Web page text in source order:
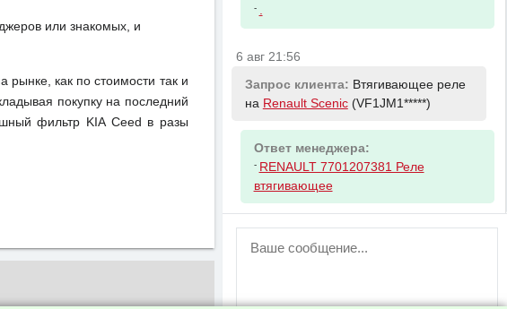
или знакомых, и
как по стоимости так и
покупку на последний
фильтр KIA Ceed в разы
-
6 авг 21:56
Запрос клиента: Втягивающее реле
на Renault Scenic(VF1JM1*****)
Ответ менеджера:
- RENAULT 7701207381 Реле
втягивающее
ВНИМАНИЕ!
пользователей временно отключена!